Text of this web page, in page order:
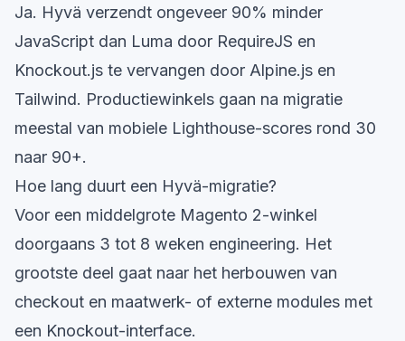
Ja. Hyvä verzendt ongeveer 90% minder
JavaScript dan Luma door RequireJS en
Knockout.js te vervangen door Alpine.js en
Tailwind. Productiewinkels gaan na migratie
meestal van mobiele Lighthouse-scores rond 30
naar 90+.
Hoe lang duurt een Hyvä-migratie?
Voor een middelgrote Magento 2-winkel
doorgaans 3 tot 8 weken engineering. Het
grootste deel gaat naar het herbouwen van
checkout en maatwerk- of externe modules met
een Knockout-interface.